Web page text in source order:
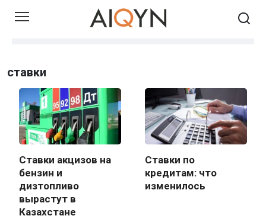
Skip
ставки
Ставки акцизов на
бензин и
дизтопливо
вырастут в
Казахстане
Ставки по
кредитам: что
изменилось